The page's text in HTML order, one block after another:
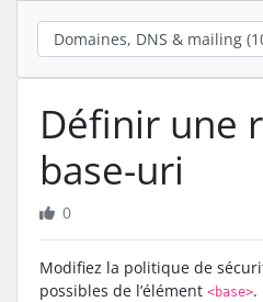
Définir une
base-uri
0
Modifiez la politique de
possibles de l’élément <base>.